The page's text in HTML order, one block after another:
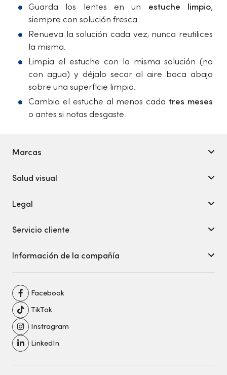
Guarda los lentes en un estuche limpio,
siempre con solución fresca.
Renueva la solución cada vez; nunca reutilices
la misma.
Limpia el estuche con la misma solución (no
con agua) y déjalo secar al aire boca abajo
sobre una superficie limpia.
Cambia el estuche al menos cadatres meses
o antes si notas desgaste.
Marcas
Salud visual
Legal
Servicio cliente
Información de la compañía
Facebook
TikTok
Instragram
LinkedIn